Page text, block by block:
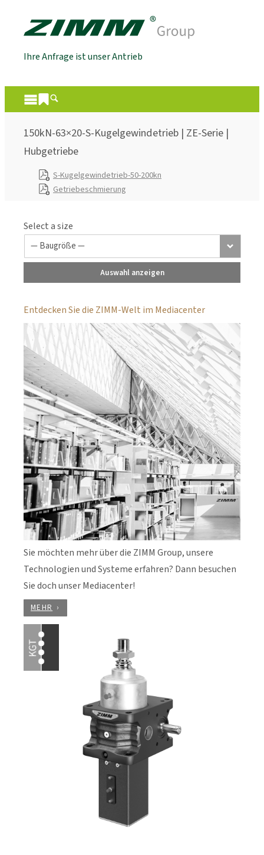
Ihre Anfrage ist unser Antrieb
150kN-63×20-S-Kugelgewindetrieb | ZE-Serie |
Hubgetriebe
S-Kugelgewindetrieb-50-200kn
Getriebeschmierung
Select a size
Auswahl anzeigen
Entdecken Sie die ZIMM-Welt im Mediacenter
Sie möchten mehr über die ZIMM Group, unsere
Technologien und Systeme erfahren? Dann besuchen
Sie doch unser Mediacenter!
MEHR